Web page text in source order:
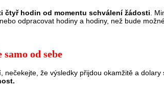
čtyř hodin od momentu schválení žádosti .
odpracovat hodiny a hodiny, než bude
od sebe
nečekejte, že výsledky přijdou okamžitě a